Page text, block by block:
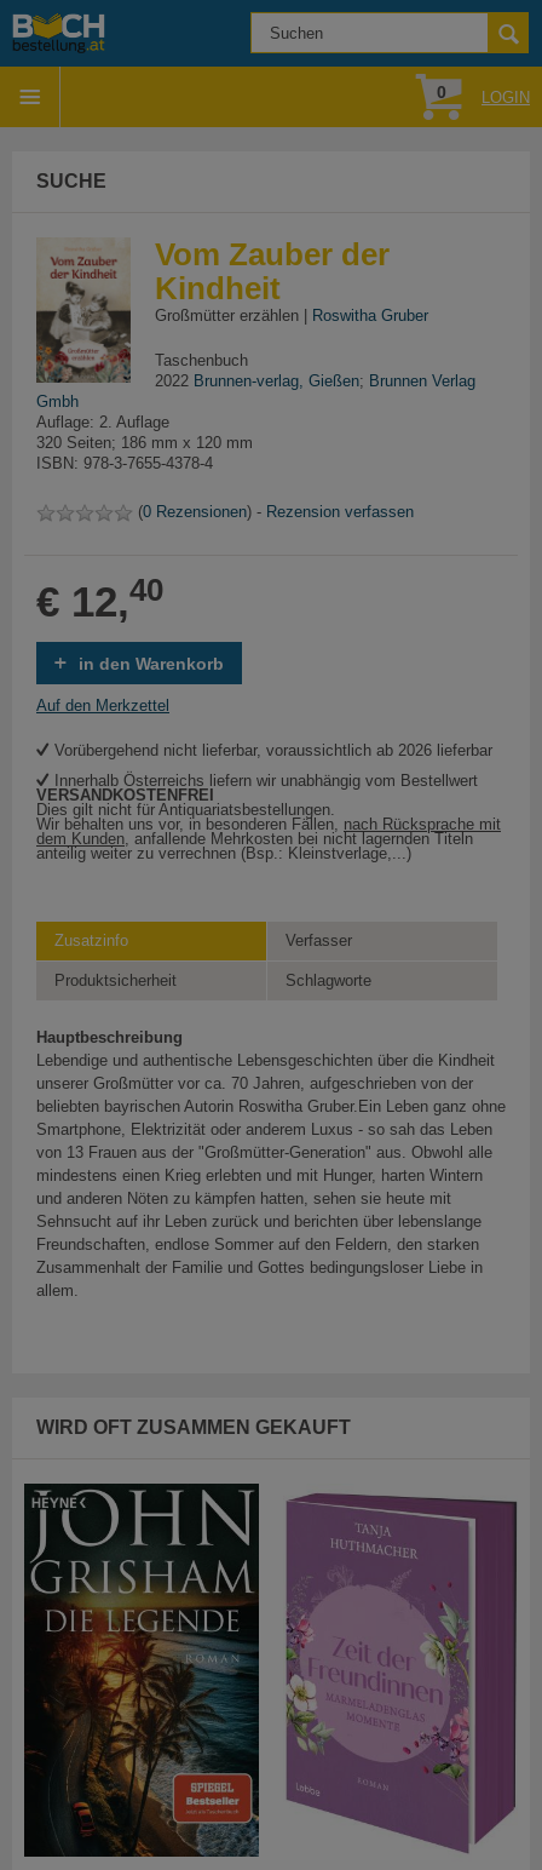
0 LOGIN
SUCHE
Vom Zauber der
Kindheit
Großmütter erzählen | Roswitha Gruber
Taschenbuch
2022 Brunnen-verlag, Gießen; Brunnen Verlag
Gmbh
Auflage: 2. Auflage
320 Seiten; 186 mm x 120 mm
ISBN: 978-3-7655-4378-4
(0 Rezensionen) - Rezension verfassen
€ 12,40
in den Warenkorb
Auf den Merkzettel
Vorübergehend nicht lieferbar, voraussichtlich ab 2026 lieferbar
Innerhalb Österreichs liefern wir unabhängig vom Bestellwert
VERSANDKOSTENFREI
Dies gilt nicht für Antiquariatsbestellungen.
Wir behalten uns vor, in besonderen Fällen, nach Rücksprache mit
dem Kunden, anfallende Mehrkosten bei nicht lagernden Titeln
anteilig weiter zu verrechnen (Bsp.: Kleinstverlage,...)
Zusatzinfo Verfasser
Produktsicherheit Schlagworte
Hauptbeschreibung
Lebendige und authentische Lebensgeschichten über die Kindheit
unserer Großmütter vor ca. 70 Jahren, aufgeschrieben von der
beliebten bayrischen Autorin Roswitha Gruber.Ein Leben ganz ohne
Smartphone, Elektrizität oder anderem Luxus - so sah das Leben
von 13 Frauen aus der "Großmütter-Generation" aus. Obwohl alle
mindestens einen Krieg erlebten und mit Hunger, harten Wintern
und anderen Nöten zu kämpfen hatten, sehen sie heute mit
Sehnsucht auf ihr Leben zurück und berichten über lebenslange
Freundschaften, endlose Sommer auf den Feldern, den starken
Zusammenhalt der Familie und Gottes bedingungsloser Liebe in
allem.
WIRD OFT ZUSAMMEN GEKAUFT